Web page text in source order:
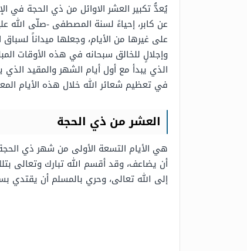
يُعدُّ تكبير العشر الاوائل من ذي الحجة في
عن كابر، إحياءً لسنة المصطفى -صلّى الله
على غيرها من الأيام، وجعلها ميداناً لسباق
وإجلالٍ للخالق سبحانه في هذه الأوقات
الذي يبدأ مع أول أيام الشهر والمقيد
في تعظيم شعائر الله خلال هذه الأيام
العشر من ذي الحجة
هي الأيام التسعة الأولى من شهر ذي
أن يضاعف، وقد أقسم الله تبارك وتعالى
إلى الله تعالى، وحري بالمسلم أن يقتدي